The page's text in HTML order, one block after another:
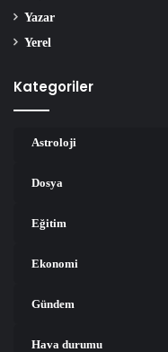
Yazar
Yerel
Kategoriler
Astroloji
Dosya
Eğitim
Ekonomi
Gündem
Hava durumu